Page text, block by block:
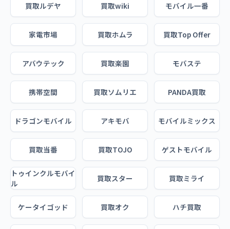
買取ルデヤ 買取wiki モバイル一番
家電市場 買取ホムラ 買取Top Offer
アバウテック 買取楽園 モバステ
携帯空間 買取ソムリエ PANDA買取
ドラゴンモバイル アキモバ モバイルミックス
買取当番 買取TOJO ゲストモバイル
トゥインクルモバイ
ル
買取スター 買取ミライ
ケータイゴッド 買取オク ハチ買取